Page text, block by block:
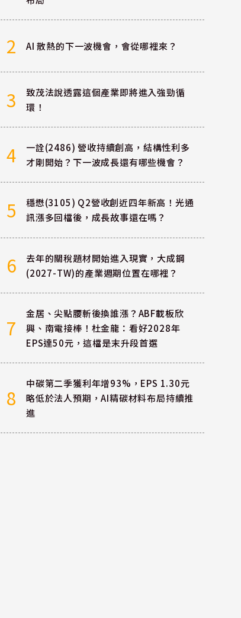
2 AI 散熱的下一波機會，會從哪裡來？
3
致茂法說透露這個產業即將進入強勁循
環！
4
一詮(2486) 營收持續創高，結構性利多
才剛開始？下一波成長還有哪些機會？
5
穩懋(3105) Q2營收創近四年新高！光通
訊漲多回檔後，成長故事還在嗎？
6
去年的關稅題材開始進入現實，大成鋼
(2027-TW)的產業週期位置在哪裡？
7
金居、尖點腰斬後換誰漲？ABF載板欣
興、南電接棒！杜金龍：看好2028年
EPS達50元，這檔是末升段首選
8
中碳第二季獲利年增93%，EPS 1.30元
略低於法人預期，AI精碳材料布局持續推
進